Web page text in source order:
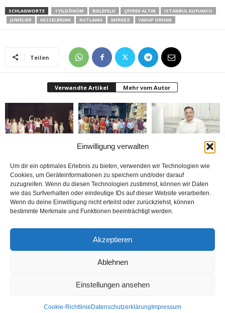
Einwilligung verwalten
Um dir ein optimales Erlebnis zu bieten, verwenden wir Technologien wie
Cookies, um Geräteinformationen zu speichern und/oder darauf
zuzugreifen. Wenn du diesen Technologien zustimmst, können wir Daten
wie das Surfverhalten oder eindeutige IDs auf dieser Website verarbeiten.
Wenn du deine Einwilligung nicht erteilst oder zurückziehst, können
bestimmte Merkmale und Funktionen beeinträchtigt werden.
Akzeptieren
Ablehnen
Einstellungen ansehen
Cookie-Richtlinie Datenschutzerklärung Impressum
SCHLAGWORTE 1 YILDÖNÜM BIELEFELD ÇEYREK ALTIN
ISTANBUL KUYUMCU
JUWELIER
KESSELBRINK KUTLAMA MERKEZ YAKUP ORHAN
Teilen
Verwandte Artikel Mehr vom Autor
Festivali yapıldı
Yabancılar Haftası
donduruldu
Wiedenbrück’e açtı
Bakım Sigortası
Danışmanlığı Yapıyoruz
sistemi ile çalışıyor
© Öztürk Gazetesi 1986 – 2026